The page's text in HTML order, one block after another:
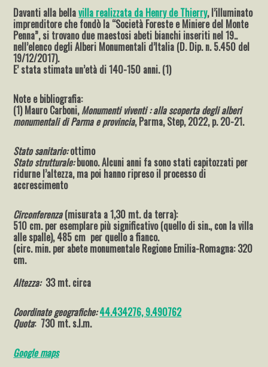
Davanti alla bellavilla realizzata da Henry de Thierry, l’illuminato
imprenditore che fondò la “Società Foreste e Miniere del Monte
Penna”, si trovano due maestosi abeti bianchi inseriti nel 19..
nell’elenco degli Alberi Monumentali d’Italia (D. Dip. n. 5.450 del
19/12/2017).
E’ stata stimata un’età di 140-150 anni. (1)
Note e bibliografia:
(1) Mauro Carboni,Monumenti viventi : alla scoperta degli alberi
monumentali di Parma e provincia, Parma, Step, 2022, p. 20-21.
Stato sanitario:ottimo
Stato strutturale:buono. Alcuni anni fa sono stati capitozzati per
ridurne l’altezza, ma poi hanno ripreso il processo di
accrescimento
Circonferenza(misurata a 1,30 mt. da terra):
510 cm. per esemplare più significativo (quello di sin., con la villa
alle spalle), 485 cm per quello a fianco.
(circ. min. per abete monumentale Regione Emilia-Romagna: 320
cm.
Altezza: 33 mt. circa
Coordinate geografiche:44.434276, 9.490762
Quota: 730 mt. s.l.m.
Googlemaps